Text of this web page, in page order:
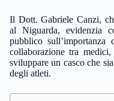
Il Dott. Gabriele Canzi,
al Niguarda, evidenzia
pubblico
collaborazione tra
sviluppare un casco che
degli atleti.